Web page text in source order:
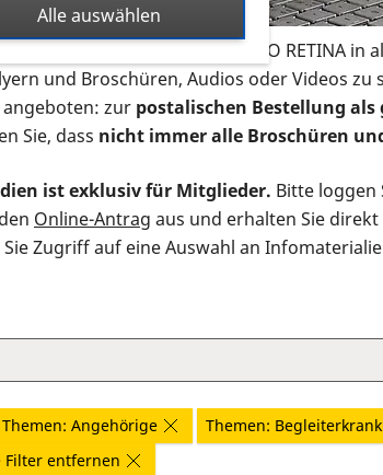
sämtliches Infomaterial der PRO RETINA
und Broschüren, Audios oder Videos
zur postalischen Bestellung
Sie, dass nicht immer alle Broschüren
ist exklusiv für Mitglieder. Bitte loggen
Online-Antrag aus und erhalten Sie
Zugriff auf eine Auswahl an
Themen: Angehörige Themen:
Filter entfernen
Alle auswählen